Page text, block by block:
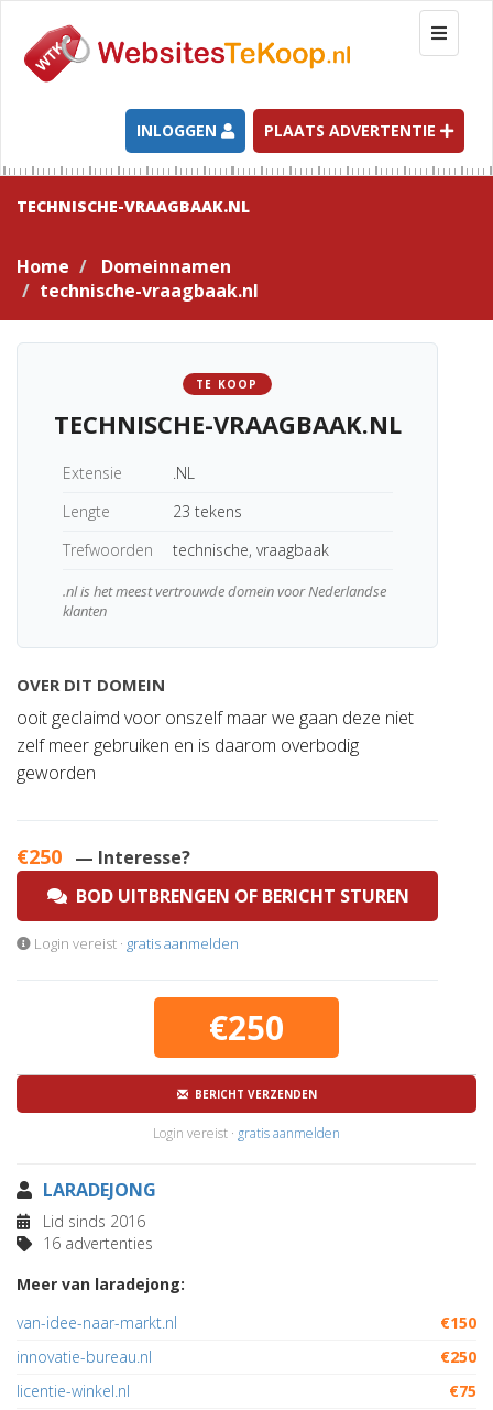
T
o
g
l
e
n
t
i
INLOGGEN PLAATS ADVERTENTIE
TECHNISCHE-VRAAGBAAK.NL
Home
Domeinnamen
technische-vraagbaak.nl
TE KOOP
TECHNISCHE-VRAAGBAAK.NL
Extensie
.NL
Lengte
23 tekens
Trefwoorden
technische, vraagbaak
.nl is het meest vertrouwde domein voor Nederlandse
klanten
OVER DIT DOMEIN
ooit geclaimd voor onszelf maar we gaan deze niet
zelf meer gebruiken en is daarom overbodig
geworden
€250 — Interesse?
BOD UITBRENGEN OF BERICHT STUREN
Login vereist · gratis aanmelden
€250
BERICHT VERZENDEN
Login vereist · gratis aanmelden
LARADEJONG
Lid sinds 2016
16 advertenties
Meer van laradejong:
van-idee-naar-markt.nl
€150
innovatie-bureau.nl
€250
licentie-winkel.nl
€75